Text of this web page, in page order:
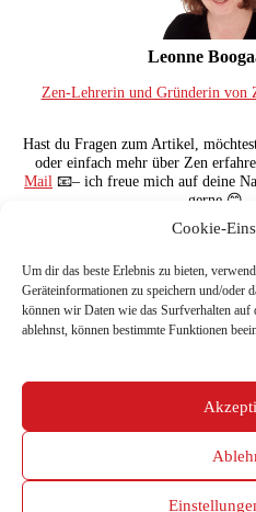
Cookie-
Um dir das beste Erlebnis zu bieten,
Geräteinformationen zu speichern und/oder
können wir Daten wie das Surfverhalten auf
ablehnst, können bestimmte Funktionen
Leonne
Zen-Lehrerin und Gründerin von
Hast du Fragen zum Artikel,
oder einfach mehr über Zen
Mail 📧– ich freue mich auf deine
gerne.😊
VORHERIGER
NEN – Die Kraft